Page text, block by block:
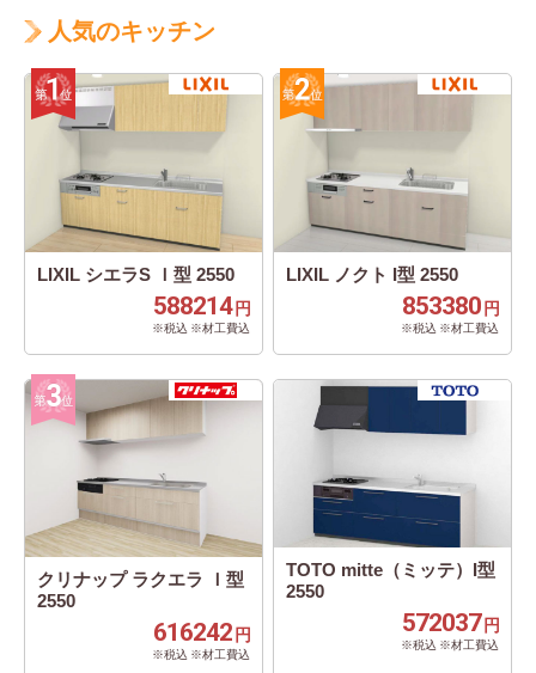
人気のキッチン
LIXIL シエラS Ｉ型 2550
588214 円
※税込 ※材工費込
LIXIL ノクト I型 2550
853380 円
※税込 ※材工費込
クリナップ ラクエラ Ｉ型
2550
616242 円
※税込 ※材工費込
TOTO mitte（ミッテ）I型
2550
572037円
※税込 ※材工費込